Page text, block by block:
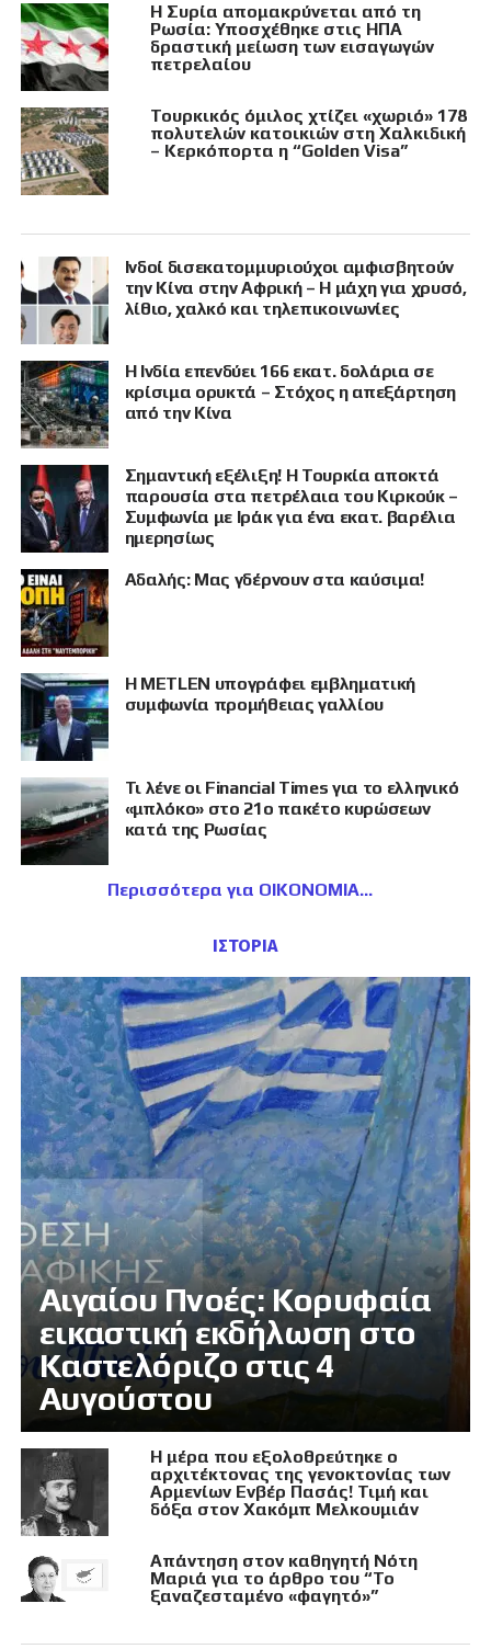
Η Συρία απομακρύνεται από τη
Ρωσία: Υποσχέθηκε στις ΗΠΑ
δραστική μείωση των εισαγωγών
πετρελαίου
Τουρκικός όμιλος χτίζει «χωριό» 178
πολυτελών κατοικιών στη Χαλκιδική
– Κερκόπορτα η “Golden Visa”
Ινδοί δισεκατομμυριούχοι αμφισβητούν
την Κίνα στην Αφρική – Η μάχη για χρυσό,
λίθιο, χαλκό και τηλεπικοινωνίες
Η Ινδία επενδύει 166 εκατ. δολάρια σε
κρίσιμα ορυκτά – Στόχος η απεξάρτηση
από την Κίνα
Σημαντική εξέλιξη! Η Τουρκία αποκτά
παρουσία στα πετρέλαια του Κιρκούκ –
Συμφωνία με Ιράκ για ένα εκατ. βαρέλια
ημερησίως
Αδαλής: Μας γδέρνουν στα καύσιμα!
Η METLEN υπογράφει εμβληματική
συμφωνία προμήθειας γαλλίου
Τι λένε οι Financial Times για το ελληνικό
«μπλόκο» στο 21ο πακέτο κυρώσεων
κατά της Ρωσίας
Περισσότερα για ΟΙΚΟΝΟΜΙΑ
ΙΣΤΟΡΙΑ
Αιγαίου Πνοές: Κορυφαία
εικαστική εκδήλωση στο
Καστελόριζο στις 4
Αυγούστου
Η μέρα που εξολοθρεύτηκε ο
αρχιτέκτονας της γενοκτονίας των
Αρμενίων Ενβέρ Πασάς! Τιμή και
δόξα στον Χακόμπ Μελκουμιάν
Απάντηση στον καθηγητή Νότη
Μαριά για το άρθρο του “Το
ξαναζεσταμένο «φαγητό»”